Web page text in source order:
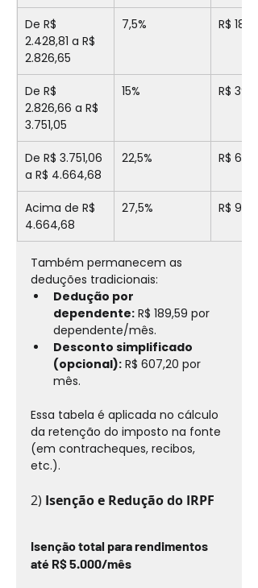
De R$
2.428,81 a R$
2.826,65
7,5% R$ 182,16
De R$
2.826,66 a R$
3.751,05
15% R$
De R$ 3.751,06
a R$ 4.664,68
22,5% R$
Acima de R$
4.664,68
27,5% R$
Também permanecem as
deduções tradicionais:
Dedução por
dependente: R$ 189,59 por
dependente/mês.
Desconto simplificado
(opcional): R$ 607,20 por
mês.
Essa tabela é aplicada no cálculo
da retenção do imposto na fonte
(em contracheques, recibos,
etc.).
2) Isenção e Redução do IRPF
Isenção total para rendimentos
até R$ 5.000/mês